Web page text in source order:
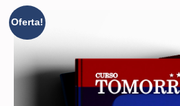
Oferta!